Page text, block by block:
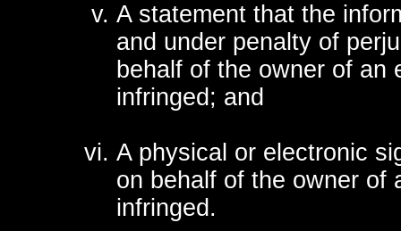
A statement that the
and under penalty of
behalf of the owner of an
infringed; and
A physical or electronic
on behalf of the owner of
infringed.